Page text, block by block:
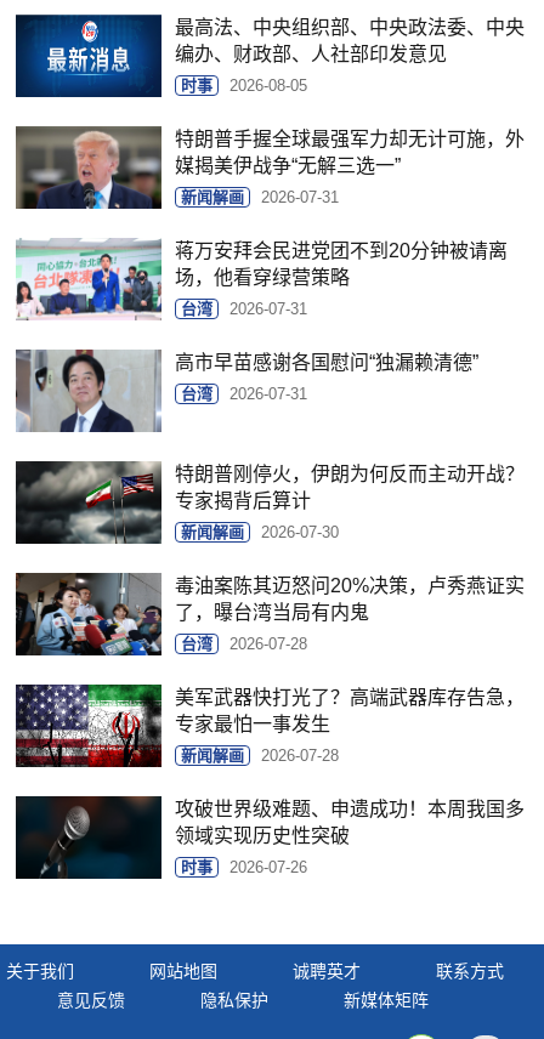
最高法、中央组织部、中央政法委、中央
编办、财政部、人社部印发意见
时事 2026-08-05
特朗普手握全球最强军力却无计可施，外
媒揭美伊战争“无解三选一”
新闻解画 2026-07-31
蒋万安拜会民进党团不到20分钟被请离
场，他看穿绿营策略
台湾 2026-07-31
高市早苗感谢各国慰问“独漏赖清德”
台湾 2026-07-31
特朗普刚停火，伊朗为何反而主动开战？
专家揭背后算计
新闻解画 2026-07-30
毒油案陈其迈怒问20%决策，卢秀燕证实
了，曝台湾当局有内鬼
台湾 2026-07-28
美军武器快打光了？高端武器库存告急，
专家最怕一事发生
新闻解画 2026-07-28
攻破世界级难题、申遗成功！本周我国多
领域实现历史性突破
时事 2026-07-26
关于我们 网站地图 诚聘英才
联系方式
意见反馈
隐私保护 新媒体矩阵